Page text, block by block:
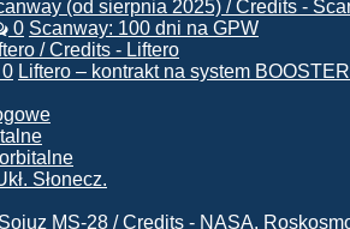
0 Scanway: 100 dni na GPW
0 Liftero – kontrakt na system BOOSTER
Słonecz.